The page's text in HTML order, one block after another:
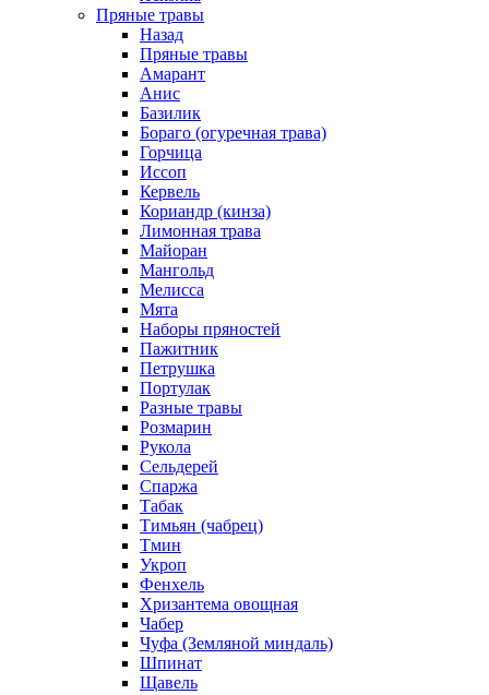
Пряные травы
Назад
Пряные травы
Амарант
Анис
Базилик
Бораго (огуречная трава)
Горчица
Иссоп
Кервель
Кориандр (кинза)
Лимонная трава
Майоран
Мангольд
Мелисса
Мята
Наборы пряностей
Пажитник
Петрушка
Портулак
Разные травы
Розмарин
Рукола
Сельдерей
Спаржа
Табак
Тимьян (чабрец)
Тмин
Укроп
Фенхель
Хризантема овощная
Чабер
Чуфа (Земляной миндаль)
Шпинат
Щавель